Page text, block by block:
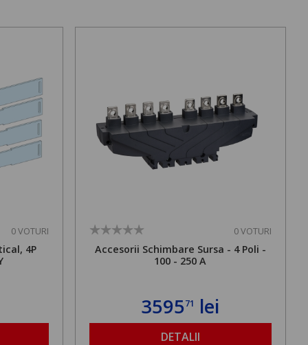
0 VOTURI
4P
0 VOTURI
Accesorii Schimbare Sursa - 4 Poli -
100 - 250 A
359571 lei
DETALII